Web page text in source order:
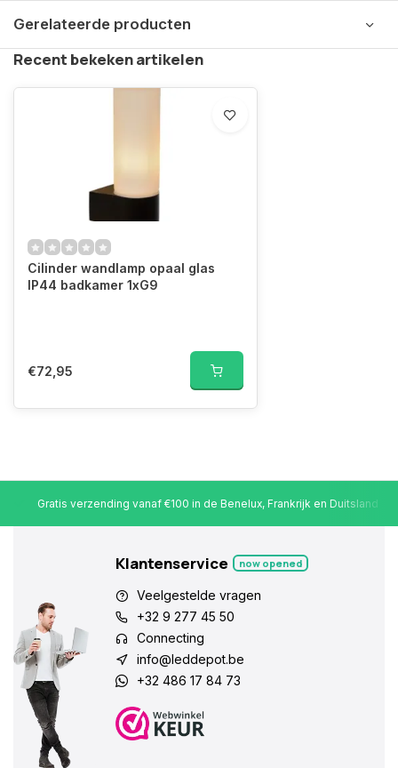
Gerelateerde producten
Recent bekeken artikelen
Cilinder wandlamp opaal glas
IP44 badkamer 1xG9
€72,95
Gratis verzending vanaf €100 in de Benelux, Frankrijk en Duitsland
Klantenservice now opened
Veelgestelde vragen
+32 9 277 45 50
Connecting
info@leddepot.be
+32 486 17 84 73